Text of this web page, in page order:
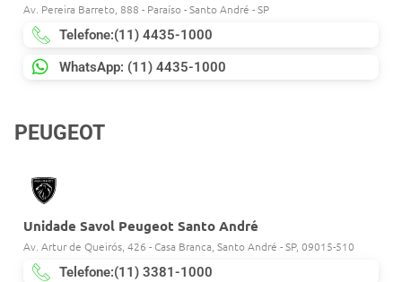
Av. Pereira Barreto, 888 - Paraíso - Santo André - SP
Telefone:(11) 4435-1000
WhatsApp: (11) 4435-1000
PEUGEOT
Unidade Savol Peugeot Santo André
Av. Artur de Queirós, 426 - Casa Branca, Santo André - SP, 09015-510
Telefone:(11) 3381-1000